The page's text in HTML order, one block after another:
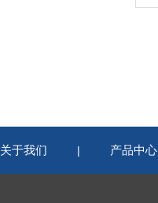
关于我们 | 产品中心